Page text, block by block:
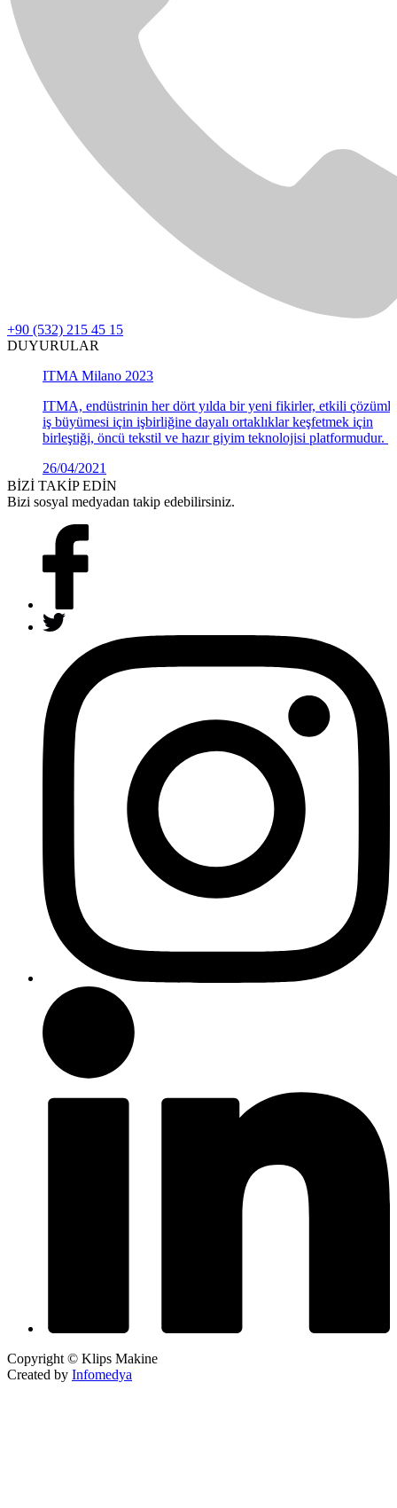
+90 (532) 215 45 15
DUYURULAR
ITMA Milano 2023
ITMA, endüstrinin her dört yılda bir yeni fikirler, etkili
iş büyümesi için işbirliğine dayalı ortaklıklar keşfetmek için
birleştiği, öncü tekstil ve hazır giyim teknolojisi platformudur.
26/04/2021
Detaylar >
BİZİ TAKİP EDİN
Bizi sosyal medyadan takip edebilirsiniz.
Copyright © Klips Makine
Created by Infomedya